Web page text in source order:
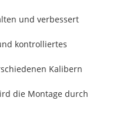
und verbessert
kontrolliertes
Kalibern
die Montage durch